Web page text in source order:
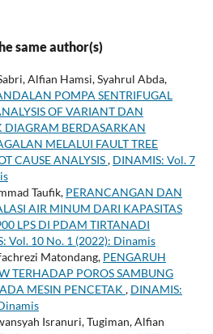
same author(s)
Alfian Hamsi, Syahrul Abda,
POMPA SENTRIFUGAL
OF VARIANT DAN
DIAGRAM BERDASARKAN
MELALUI FAULT TREE
CAUSE ANALYSIS, DINAMIS: Vol. 7
Taufik, PERANCANGAN DAN
AIR MINUM DARI KAPASITAS
LPS DI PDAM TIRTANADI
Vol. 10 No. 1 (2022): Dinamis
Matondang, PENGARUH
TERHADAP POROS SAMBUNG
MESIN PENCETAK , DINAMIS:
Isranuri, Tugiman, Alfian